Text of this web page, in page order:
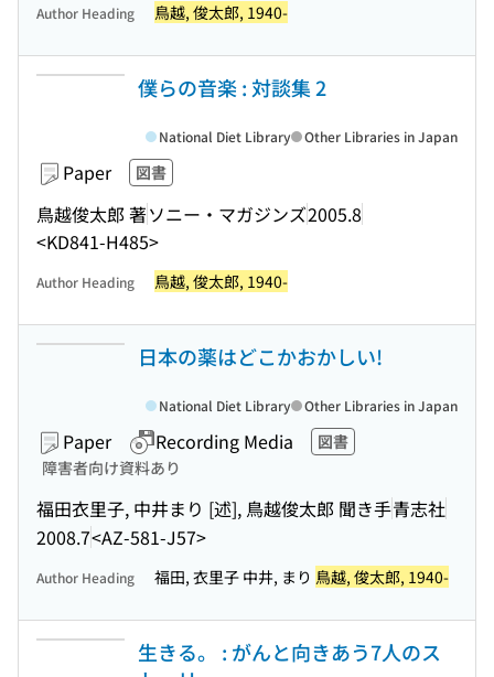
Author Heading 鳥越, 俊太郎, 1940-
僕らの音楽 : 対談集 2
Paper 図書
鳥越俊太郎 著ソニー・マガジンズ2005.8
<KD841-H485>
National Diet Library Other Libraries in Japan
Author Heading 鳥越, 俊太郎, 1940-
日本の薬はどこかおかしい!
Paper Recording Media
図書
障害者向け資料あり
福田衣里子, 中井まり [述], 鳥越俊太郎 聞き手青志社
2008.7<AZ-581-J57>
National Diet Library Other Libraries in Japan
Author Heading 福田, 衣里子 中井, まり 鳥越, 俊太郎, 1940-
生きる。 : がんと向きあう7人のス